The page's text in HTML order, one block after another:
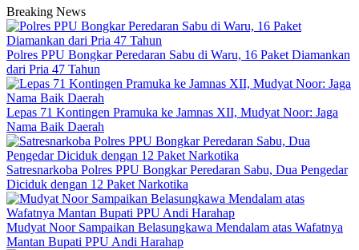
Breaking News
Polres PPU Bongkar Peredaran Sabu di Waru, 16 Paket Diamankan
dari Pria 47 Tahun
Lepas 71 Kontingen Pramuka ke Jamnas XII, Mudyat Noor: Jaga
Nama Baik Daerah
Satresnarkoba Polres PPU Bongkar Peredaran Sabu, Dua Pengedar
Diciduk dengan 12 Paket Narkotika
Mudyat Noor Sampaikan Belasungkawa Mendalam atas Wafatnya
Mantan Bupati PPU Andi Harahap